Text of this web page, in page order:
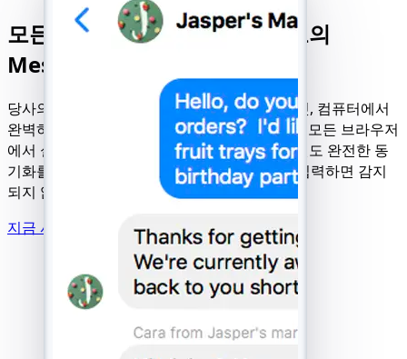
모든 기기에서 사용 가능한 최고의
Messenger 추적 애플리케이션
당사의 Messenger 추적 도구는 휴대폰, 태블릿, 컴퓨터에서
완벽하게 작동합니다. 설정 불필요 - 모든 OS의 모든 브라우저
에서 실행 가능합니다. 구형 기기나 느린 인터넷도 완전한 동
기화를 방해하지 않습니다. Messenger ID만 입력하면 감지
되지 않고 모니터링을 시작하세요.
지금 사용해 보세요